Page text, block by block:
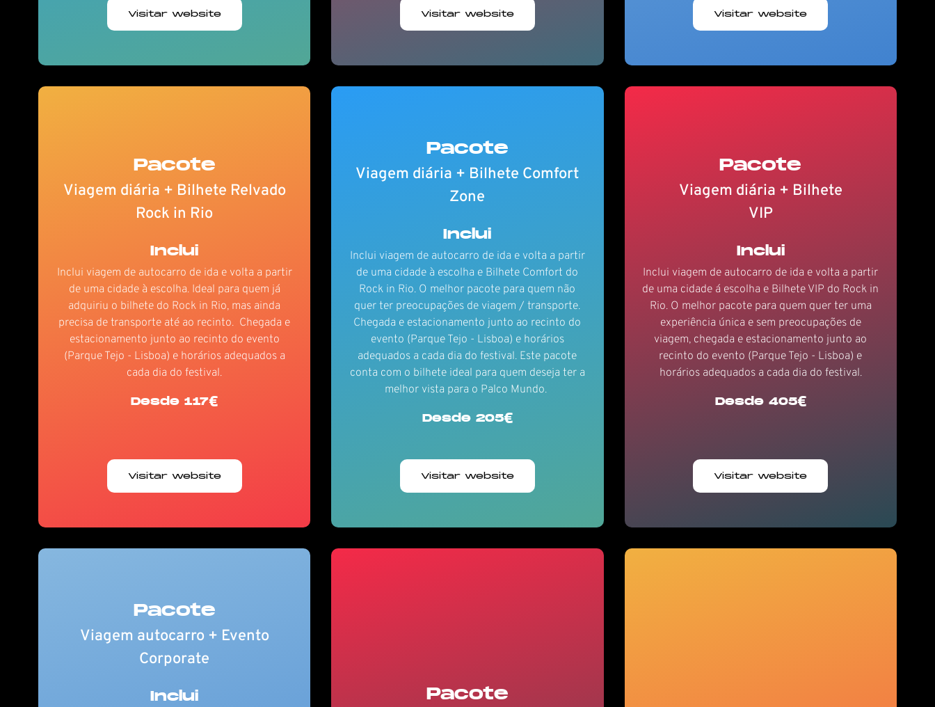
Visitar website Visitar website Visitar website
Pacote
Viagem diária + Bilhete Relvado
Rock in Rio
Inclui
Inclui viagem de autocarro de ida e volta a partir
de uma cidade à escolha. Ideal para quem já
adquiriu o bilhete do Rock in Rio, mas ainda
precisa de transporte até ao recinto. Chegada e
estacionamento junto ao recinto do evento
(Parque Tejo - Lisboa) e horários adequados a
cada dia do festival.
Desde 117€
Visitar website
Pacote
Viagem diária + Bilhete Comfort
Zone
Inclui
Inclui viagem de autocarro de ida e volta a partir
de uma cidade à escolha e Bilhete Comfort do
Rock in Rio. O melhor pacote para quem não
quer ter preocupações de viagem / transporte.
Chegada e estacionamento junto ao recinto do
evento (Parque Tejo - Lisboa) e horários
adequados a cada dia do festival. Este pacote
conta com o bilhete ideal para quem deseja ter a
melhor vista para o Palco Mundo.
Desde 205€
Visitar website
Pacote
Viagem diária + Bilhete
VIP
Inclui
Inclui viagem de autocarro de ida e volta a partir
de uma cidade á escolha e Bilhete VIP do Rock in
Rio. O melhor pacote para quem quer ter uma
experiência única e sem preocupações de
viagem, chegada e estacionamento junto ao
recinto do evento (Parque Tejo - Lisboa) e
horários adequados a cada dia do festival.
Desde 405€
Visitar website
Pacote
Viagem autocarro + Evento
Corporate
Inclui Pacote